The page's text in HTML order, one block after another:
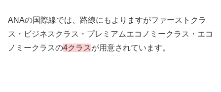
ANAの国際線では、路線にもよりますがファーストクラ
ス・ビジネスクラス・プレミアムエコノミークラス・エコ
ノミークラスの4クラスが用意されています。